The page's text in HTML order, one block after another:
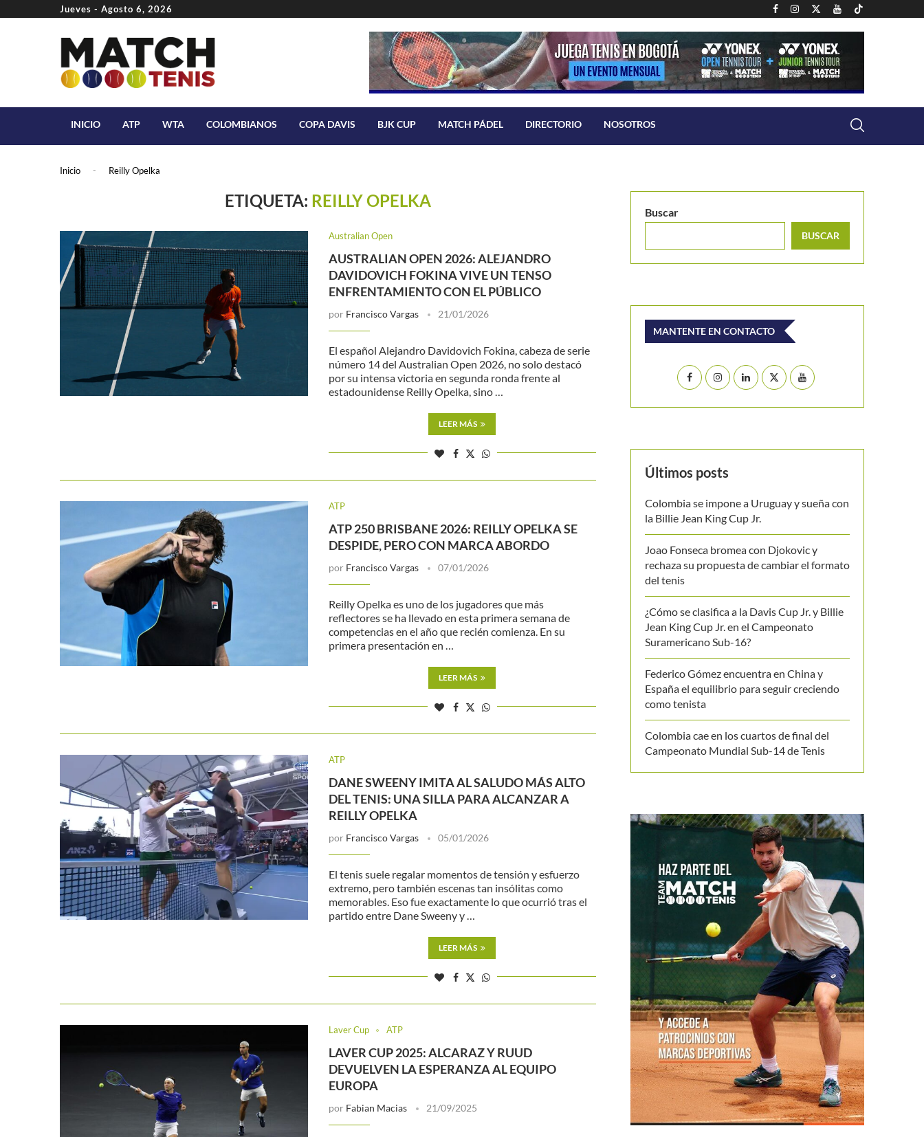
Jueves - Agosto 6, 2026
INICIO ATP WTA COLOMBIANOS COPA DAVIS BJK CUP MATCH PÁDEL DIRECTORIO NOSOTROS
Inicio - Reilly Opelka
ETIQUETA: REILLY OPELKA
Australian Open
AUSTRALIAN OPEN 2026: ALEJANDRO
DAVIDOVICH FOKINA VIVE UN TENSO
ENFRENTAMIENTO CON EL PÚBLICO
por Francisco Vargas 21/01/2026
El español Alejandro Davidovich Fokina, cabeza de serie
número 14 del Australian Open 2026, no solo destacó
por su intensa victoria en segunda ronda frente al
estadounidense Reilly Opelka, sino …
LEER MÁS
ATP
ATP 250 BRISBANE 2026: REILLY OPELKA SE
DESPIDE, PERO CON MARCA ABORDO
por Francisco Vargas 07/01/2026
Reilly Opelka es uno de los jugadores que más
reflectores se ha llevado en esta primera semana de
competencias en el año que recién comienza. En su
primera presentación en …
LEER MÁS
ATP
DANE SWEENY IMITA AL SALUDO MÁS ALTO
DEL TENIS: UNA SILLA PARA ALCANZAR A
REILLY OPELKA
por Francisco Vargas 05/01/2026
El tenis suele regalar momentos de tensión y esfuerzo
extremo, pero también escenas tan insólitas como
memorables. Eso fue exactamente lo que ocurrió tras el
partido entre Dane Sweeny y …
LEER MÁS
Laver Cup ATP
LAVER CUP 2025: ALCARAZ Y RUUD
DEVUELVEN LA ESPERANZA AL EQUIPO
EUROPA
por Fabian Macias 21/09/2025
Buscar
BUSCAR
MANTENTE EN CONTACTO
Últimos posts
Colombia se impone a Uruguay y sueña con
la Billie Jean King Cup Jr.
Joao Fonseca bromea con Djokovic y
rechaza su propuesta de cambiar el formato
del tenis
¿Cómo se clasifica a la Davis Cup Jr. y Billie
Jean King Cup Jr. en el Campeonato
Suramericano Sub-16?
Federico Gómez encuentra en China y
España el equilibrio para seguir creciendo
como tenista
Colombia cae en los cuartos de final del
Campeonato Mundial Sub-14 de Tenis